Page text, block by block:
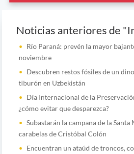
Noticias anteriores de
Río Paraná: prevén la mayor
noviembre
Descubren restos fósiles de un
tiburón en Uzbekistán
Día Internacional de la
¿cómo evitar que desparezca?
Subastarán la campana de la Santa
carabelas de Cristóbal Colón
Encuentran un ataúd de troncos,